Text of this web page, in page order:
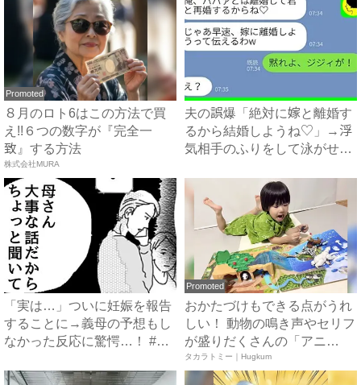
Promoted
８月のロト6はこの方法で買
え!!６つの数字が『完全一
致』する方法
株式会社MURA
夫の誤爆「絶対に嫁と離婚す
るから結婚しようね♡」→浮
気相手のふりをして泳がせて
「実は…」ついに妊娠を報告
することに→義母の予想もし
なかった反応に驚愕…！ #
Promoted
おかたづけもできる点がうれ
しい！ 動物の鳴き声やセリフ
が盛りだくさんの「アニ
ア ...
タカラトミー｜Hugkum